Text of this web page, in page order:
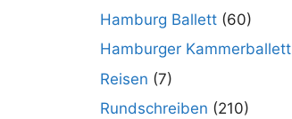
Hamburg Ballett (60)
Hamburger Kammerballett
Reisen (7)
Rundschreiben (210)